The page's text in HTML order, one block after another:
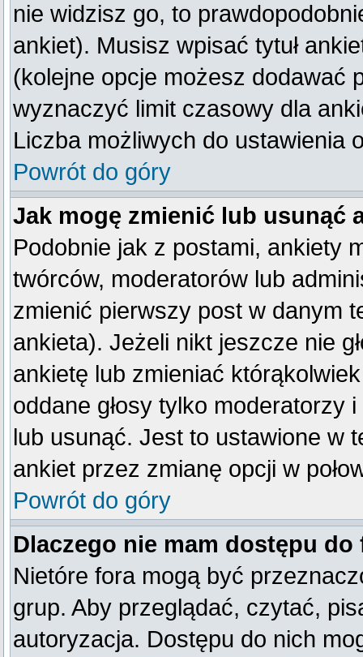
nie widzisz go, to
ankiet). Musisz wpisać tytuł
(kolejne opcje możesz dodawać
wyznaczyć limit czasowy dla
Liczba możliwych do ustawienia
Powrót do góry
Jak mogę zmienić lub usunąć
Podobnie jak z postami, ankiety
twórców, moderatorów lub
zmienić pierwszy post w danym
ankieta). Jeżeli nikt jeszcze nie
ankietę lub zmieniać
oddane głosy tylko moderatorzy
lub usunąć. Jest to ustawione w
ankiet przez zmianę opcji w
Powrót do góry
Dlaczego nie mam dostępu do
Nietóre fora mogą być
grup. Aby przeglądać, czytać,
autoryzacja. Dostępu do nich